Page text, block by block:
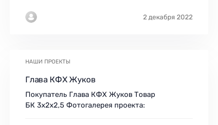
2 декабря 2022
НАШИ ПРОЕКТЫ
Глава КФХ Жуков
Покупатель Глава КФХ Жуков Товар
БК 3х2х2,5 Фотогалерея проекта: